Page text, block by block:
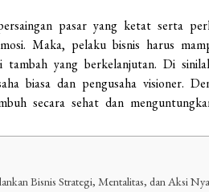
pasar yang ketat serta
Maka, pelaku bisnis harus
tambah yang berkelanjutan. Di
biasa dan pengusaha visioner.
secara sehat dan
Bisnis Strategi, Mentalitas, dan Aksi